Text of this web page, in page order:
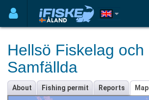
Hellsö Fiskelag och
Samfällda
About Fishing permit Reports Map